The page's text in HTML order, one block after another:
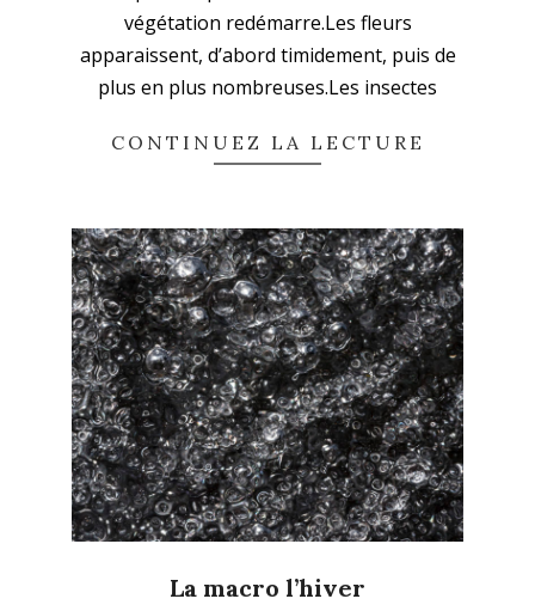
végétation redémarre.Les fleurs
apparaissent, d’abord timidement, puis de
plus en plus nombreuses.Les insectes
CONTINUEZ LA LECTURE
La macro l’hiver